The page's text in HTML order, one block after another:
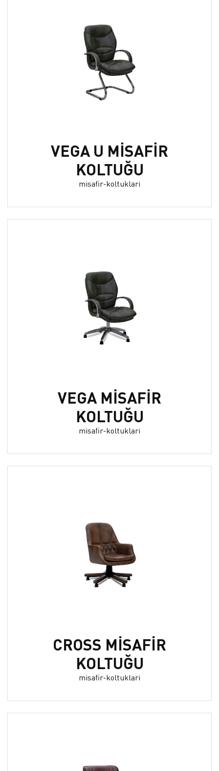
VEGA U MİSAFİR
KOLTUĞU
misafir-koltuklari
VEGA MİSAFİR
KOLTUĞU
misafir-koltuklari
CROSS MİSAFİR
KOLTUĞU
misafir-koltuklari